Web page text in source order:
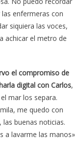
enfermeras con
siquiera las voces,
achicar el metro de
el compromiso de
digital con Carlos,
mar los separa.
me quedo con
buenas noticias.
a lavarme las manos»